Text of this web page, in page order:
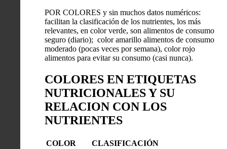
POR COLORES y sin muchos datos numéricos:
facilitan la clasificación de los nutrientes, los más
relevantes, en color verde, son alimentos de consumo
seguro (diario); color amarillo alimentos de consumo
moderado (pocas veces por semana), color rojo
alimentos para evitar su consumo (casi nunca).
COLORES EN ETIQUETAS
NUTRICIONALES Y SU
RELACION CON LOS
NUTRIENTES
COLOR
CLASIFICACIÓN